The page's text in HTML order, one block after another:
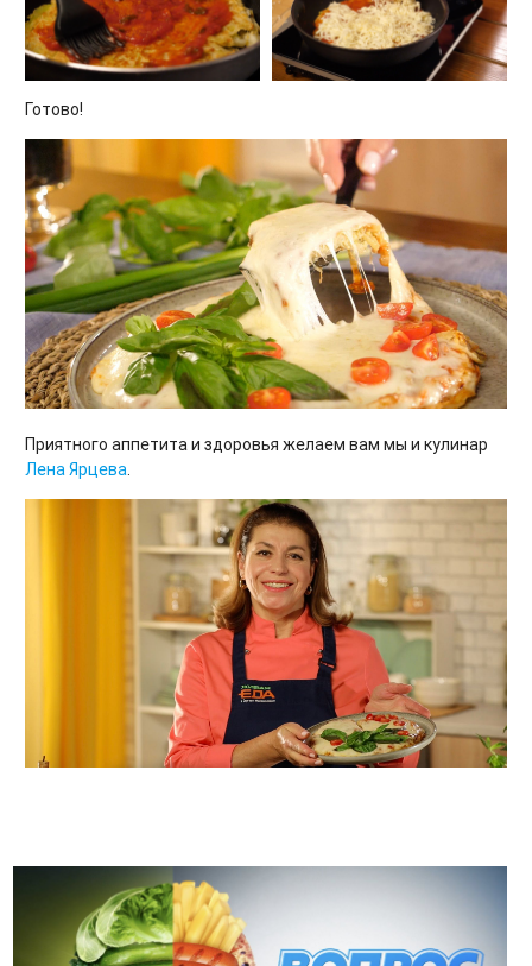
Готово!
Приятного аппетита и здоровья желаем вам мы и кулинар
Лена Ярцева.